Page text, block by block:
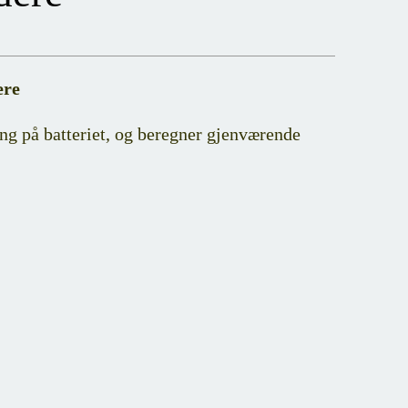
på batteriet, og beregner gjenværende